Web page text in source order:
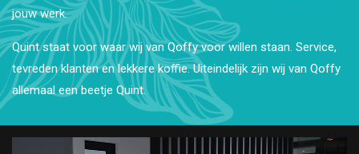
jouw werk.
Quint staat voor waar wij van Qoffy voor willen staan. Service,
tevreden klanten en lekkere koffie. Uiteindelijk zijn wij van Qoffy
allemaal een beetje Quint.